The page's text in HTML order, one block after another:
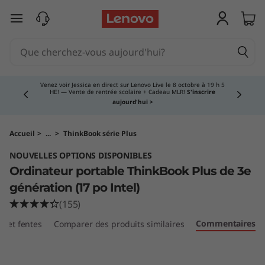
O
a
e
u
passer au contenu principal
Venez voir Jessica en direct sur Lenovo Live le 8 octobre à 19 h 5
HE! — Vente de rentrée scolaire + Cadeau MLR! S'inscrire
aujourd'hui >
Currently displaying item 4 of 5
Accueil > ... > ThinkBook série Plus
NOUVELLES OPTIONS DISPONIBLES
Ordinateur portable ThinkBook Plus de 3e
génération (17 po Intel)
(155)
et fentes Comparer des produits similaires Commentaires